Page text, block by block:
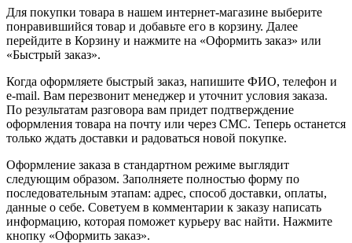
Для покупки товара в нашем интернет-магазине выберите
понравившийся товар и добавьте его в корзину. Далее
перейдите в Корзину и нажмите на «Оформить заказ» или
«Быстрый заказ».
Когда оформляете быстрый заказ, напишите ФИО, телефон и
e-mail. Вам перезвонит менеджер и уточнит условия заказа.
По результатам разговора вам придет подтверждение
оформления товара на почту или через СМС. Теперь останется
только ждать доставки и радоваться новой покупке.
Оформление заказа в стандартном режиме выглядит
следующим образом. Заполняете полностью форму по
последовательным этапам: адрес, способ доставки, оплаты,
данные о себе. Советуем в комментарии к заказу написать
информацию, которая поможет курьеру вас найти. Нажмите
кнопку «Оформить заказ».